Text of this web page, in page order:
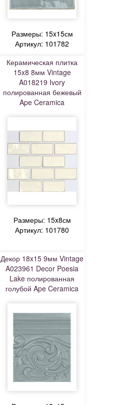
Размеры: 15x15см
Артикул: 101782
Керамическая плитка
15x8 8мм Vintage
A018219 Ivory
полированная бежевый
Ape Ceramica
Размеры: 15x8см
Артикул: 101780
Декор 18x15 9мм Vintage
A023961 Decor Poesia
Lake полированная
голубой Ape Ceramica